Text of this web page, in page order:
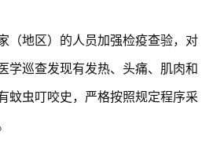
（地区）的人员加强检疫查验，对
学巡查发现有发热、头痛、肌肉和
蚊虫叮咬史，严格按照规定程序采